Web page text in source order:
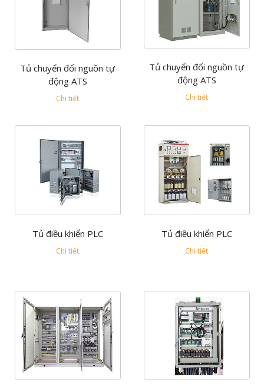
Tủ chuyển đổi nguồn tự
động ATS
Chi tiết
Tủ chuyển đổi nguồn tự
động ATS
Chi tiết
Tủ điều khiển PLC
Chi tiết
Tủ điều khiển PLC
Chi tiết